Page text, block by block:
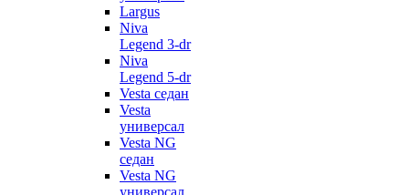
Largus
Niva
Legend 3-dr
Niva
Legend 5-dr
Vesta седан
Vesta
универсал
Vesta NG
седан
Vesta NG
универсал